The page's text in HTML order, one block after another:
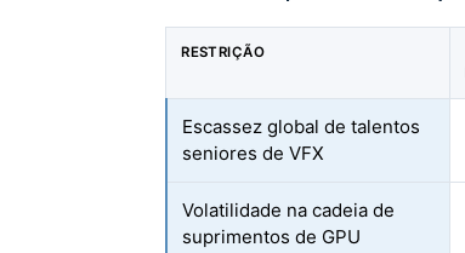
RESTRIÇÃO
Escassez global de talentos
seniores de VFX
Volatilidade na cadeia de
suprimentos de GPU